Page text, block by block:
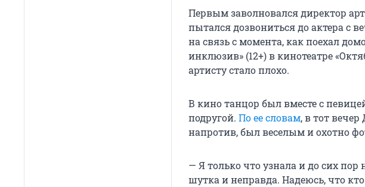
Первым заволновался директор
пытался дозвониться до актера с
на связь с момента, как поехал
инклюзив» (12+) в кинотеатре
артисту стало плохо.
В кино танцор был вместе с
подругой. По ее словам, в тот
напротив, был веселым и охотно
— Я только что узнала и до сих пор
шутка и неправда. Надеюсь, что